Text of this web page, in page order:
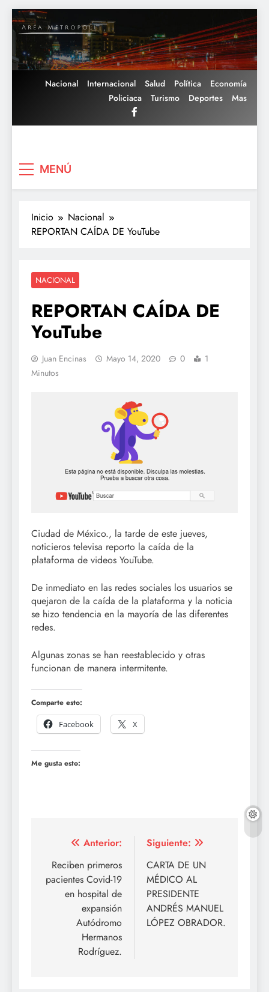
Saltar
al
contenido
Nacional Internacional Salud Política
Economía
Policiaca
Turismo Deportes Mas
MENÚ
Inicio
Nacional
REPORTAN CAÍDA DE YouTube
NACIONAL
REPORTAN CAÍDA DE
YouTube
Juan Encinas Mayo 14, 2020 0
1
Minutos
Ciudad de México., la tarde de este jueves,
noticieros televisa reporto la caída de la
plataforma de videos YouTube.
De inmediato en las redes sociales los usuarios se
quejaron de la caída de la plataforma y la noticia
se hizo tendencia en la mayoría de las diferentes
redes.
Algunas zonas se han reestablecido y otras
funcionan de manera intermitente.
Comparte esto:
Facebook
X
Me gusta esto:
Navegación
de
entradas
Anterior:
Reciben primeros
pacientes Covid-19
en hospital de
expansión
Autódromo
Hermanos
Rodríguez.
Siguiente:
CARTA DE UN
MÉDICO AL
PRESIDENTE
ANDRÉS MANUEL
LÓPEZ OBRADOR.